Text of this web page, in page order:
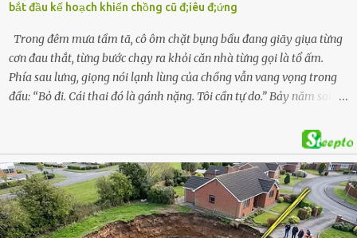
bàn giao t...
bắt đầu kế hoạch khiến chồng cũ đ;iêu đ;ứng
Trong đêm mưa tầm tã, cô ôm chặt bụng bầu đang giãy giụa từng
cơn đau thắt, từng bước chạy ra khỏi căn nhà từng gọi là tổ ấm.
Phía sau lưng, giọng nói lạnh lùng của chồng vẫn vang vọng trong
đầu: “Bỏ đi. Cái thai đó là gánh nặng. Tôi cần tự do.” Bảy năm sau,
kế hoạch được chuẩn bị kỹ lưỡng để người đàn ông phản bội ấy
phải trả giá … Hà Nội, mùa thu năm 2018, cái lạnh len lỏi qua từng
khe cửa gỗ cũ kỹ. Trong một căn biệt thự sang trọng ở phố Tây Hồ,
Ngọc Anh ngồi lặng lẽ trên ghế sofa, tay đặt lên bụng – nơi hai sinh
linh bé bỏng đang lớn dần từng ngày. Cô chưa bao giờ nghĩ mình sẽ
phải sống trong sợ hãi khi mang thai, đặc biệt là sợ… chính chồng